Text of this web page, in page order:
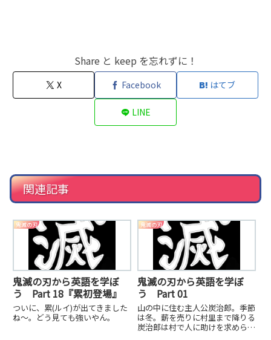
Share と keep を忘れずに！
X Facebook はてブ
LINE
関連記事
鬼滅の刃
鬼滅の刃から英語を学ぼ
う Part 18『累初登場』
ついに、累(ルイ)が出てきました
ね〜。どう見ても強いやん。
鬼滅の刃
鬼滅の刃から英語を学ぼ
う Part 01
山の中に住む主人公炭治郎。季節
は冬。薪を売りに村里まで降りる
炭治郎は村で人に助けを求められ